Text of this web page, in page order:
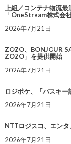
上組／コンテナ物流
「OneStream株式会
2026年7月21日
ZOZO、BONJOUR
ZOZO」を提供開始
2026年7月21日
ロジポケ、「パスキー
2026年7月21日
NTTロジスコ、エン
2026年7月21日